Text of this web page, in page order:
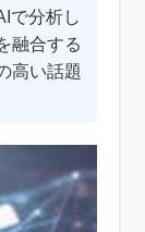
で分析し
融合する
高い話題